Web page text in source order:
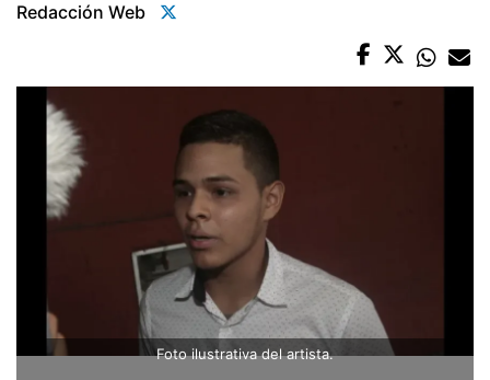
Redacción Web
Foto ilustrativa del artista.